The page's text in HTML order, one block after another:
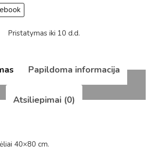
Pristatymas iki 10 d.d.
Papildoma informacija
Atsiliepimai (0)
40×80 cm.